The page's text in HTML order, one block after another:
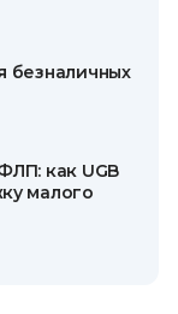
безналичных
как UGB
малого